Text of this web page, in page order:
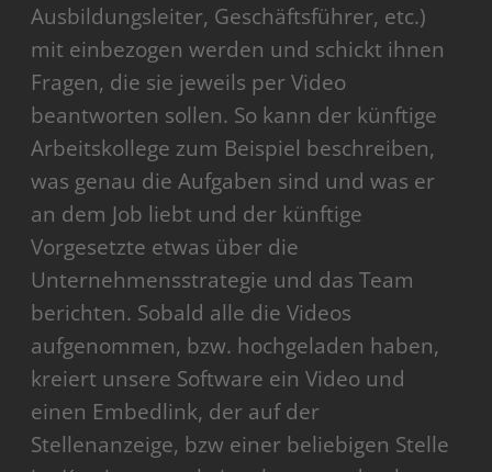
Ausbildungsleiter, Geschäftsführer, etc.)
mit einbezogen werden und schickt ihnen
Fragen, die sie jeweils per Video
beantworten sollen. So kann der künftige
Arbeitskollege zum Beispiel beschreiben,
was genau die Aufgaben sind und was er
an dem Job liebt und der künftige
Vorgesetzte etwas über die
Unternehmensstrategie und das Team
berichten. Sobald alle die Videos
aufgenommen, bzw. hochgeladen haben,
kreiert unsere Software ein Video und
einen Embedlink, der auf der
Stellenanzeige, bzw einer beliebigen Stelle